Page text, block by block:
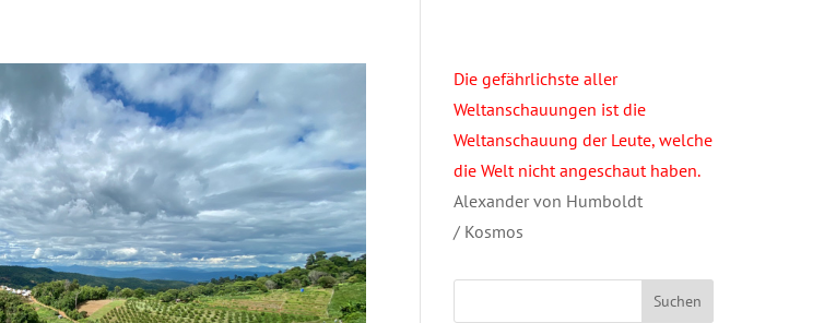
Die gefährlichste aller
Weltanschauungen ist die
Weltanschauung der Leute, welche
die Welt nicht angeschaut haben.
Alexander von Humboldt
/ Kosmos